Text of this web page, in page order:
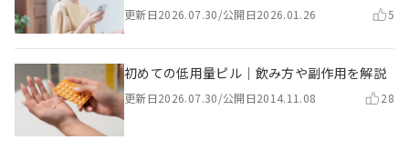
更新日2026.07.30/公開日2026.01.26 5
初めての低用量ピル｜飲み方や副作用を解説
更新日2026.07.30/公開日2014.11.08 28